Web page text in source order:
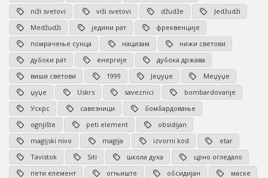
niži svetovi
viši svetovi džudže
Jedžudži
Medžudži
једини рат
фреквенције
помрачење сунца
нацизам
нижи светови
дубоки рат
енергије
дубока држава
виши светови
1999 Јеџуџе
Меџуџе
џуџе
Uskrs saveznici
bombardovanje
Ускрс
савезници
бомбардовање
ognjište
peti element
obsidijan
magijski nivo
magija izvorni kod
etar
Tavistok
Siti школа духа
црно огледало
пети елемент
огњиште обсидијан
маске